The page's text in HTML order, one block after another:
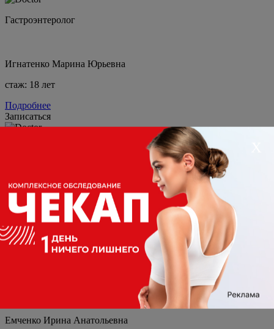
Гастроэнтеролог
Игнатенко Марина Юрьевна
стаж: 18 лет
Подробнее
Записаться
Збитнева Наталья Павловна
стаж: 47 лет
Подробнее
Записаться
Емченко Ирина Анатольевна